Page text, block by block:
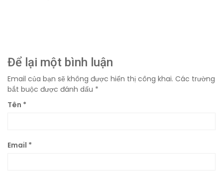
Để lại một bình luận
Email của bạn sẽ không được hiển thị công khai. Các trường
bắt buộc được đánh dấu *
Tên *
Email *